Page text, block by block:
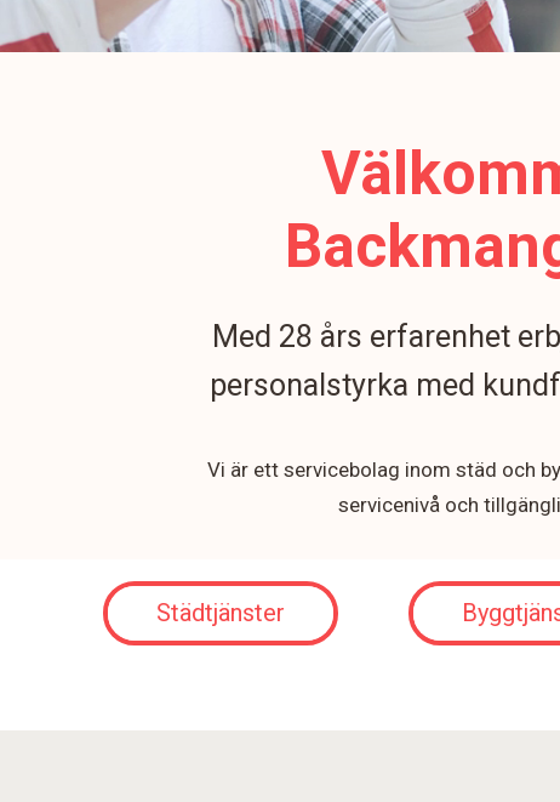
Med 28 års erfarenhet
personalstyrka med
Vi är ett servicebolag inom städ och
servicenivå och
Städtjänster